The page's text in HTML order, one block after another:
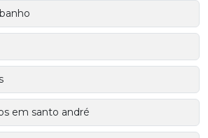
em santo andré